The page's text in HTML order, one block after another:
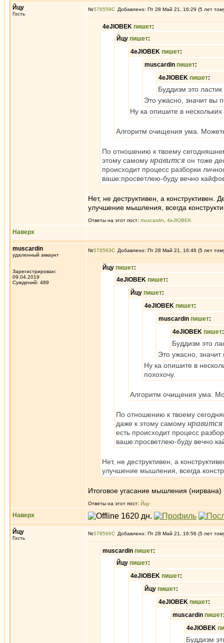
Йцу
Гость
№578559 Добавлено: Пт 28 Май 21, 16:29 (5 лет
4eJIOBEK пишет:
Йцу пишет:
4eJIOBEK пишет:
muscardin пишет:
4eJIOBEK пишет:
Буддизм это
Это ужасно, значит вы
Ну ка опишите в
Алгоритм очищения ума.
По отношению к твоему
этому самому нравится он тоже
происходит процесс разборки
ваше:просветлею-буду вечно
Нет, не деструктивен, а
улучшение мышления, всегда
Ответы на этот пост: muscardin 4eJIOBEK
Наверх
muscardin
удаленный аккаунт
Зарегистрирован:
09.04.2019
Суждений: 489
№578563 Добавлено: Пт 28 Май 21, 16:46 (5 лет
Йцу пишет:
4eJIOBEK пишет:
Йцу пишет:
4eJIOBEK пишет:
muscardin пишет:
4eJIOBEK пишет:
Буддизм это
Это ужасно, значит
Ну ка опишите в
похохочу.
Алгоритм очищения ума.
По отношению к твоему
даже к этому самому нравится
есть происходит процесс
ваше:просветлею-буду вечно
Нет, не деструктивен, а
улучшение мышления, всегда
Итоговое угасание мышления (нирвана)
Ответы на этот пост: Йцу
Наверх
Йцу
Гость
№578566 Добавлено: Пт 28 Май 21, 16:56 (5 лет
muscardin пишет:
Йцу пишет:
4eJIOBEK пишет:
Йцу пишет:
4eJIOBEK пишет:
muscardin пишет
4eJIOBEK
Буддизм